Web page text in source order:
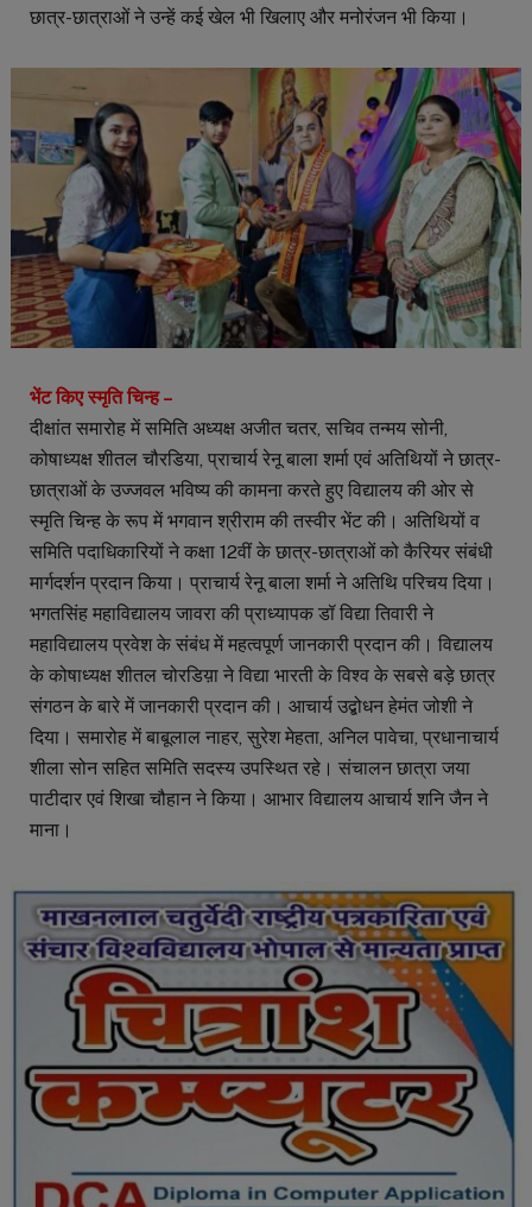
छात्र-छात्राओं ने उन्हें कई खेल भी खिलाए और मनोरंजन भी किया।
भेंट किए स्मृति चिन्ह –
दीक्षांत समारोह में समिति अध्यक्ष अजीत चतर, सचिव तन्मय सोनी,
कोषाध्यक्ष शीतल चौरडिया, प्राचार्य रेनू बाला शर्मा एवं अतिथियों ने छात्र-
छात्राओं के उज्जवल भविष्य की कामना करते हुए विद्यालय की ओर से
स्मृति चिन्ह के रूप में भगवान श्रीराम की तस्वीर भेंट की। अतिथियों व
समिति पदाधिकारियों ने कक्षा 12वीं के छात्र-छात्राओं को कैरियर संबंधी
मार्गदर्शन प्रदान किया। प्राचार्य रेनू बाला शर्मा ने अतिथि परिचय दिया।
भगतसिंह महाविद्यालय जावरा की प्राध्यापक डॉ विद्या तिवारी ने
महाविद्यालय प्रवेश के संबंध में महत्वपूर्ण जानकारी प्रदान की। विद्यालय
के कोषाध्यक्ष शीतल चोरडिय़ा ने विद्या भारती के विश्व के सबसे बड़े छात्र
संगठन के बारे में जानकारी प्रदान की। आचार्य उद्बोधन हेमंत जोशी ने
दिया। समारोह में बाबूलाल नाहर, सुरेश मेहता, अनिल पावेचा, प्रधानाचार्य
शीला सोन सहित समिति सदस्य उपस्थित रहे। संचालन छात्रा जया
पाटीदार एवं शिखा चौहान ने किया। आभार विद्यालय आचार्य शनि जैन ने
माना।